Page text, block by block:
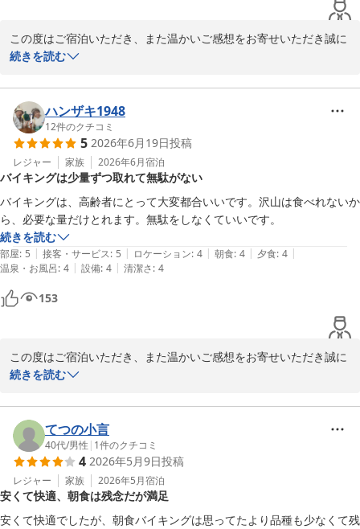
この度はご宿泊いただき、また温かいご感想をお寄せいただき誠に
ありがとうございます。
し上がりいただけたとのお言葉、大変うれしく拝読いたしました。
今後も快適にお過ごしいただけるホテルを目指して努めてまいりま
す。
またのお越しをスタッフ一同、心よりお待ちしております。
ホテルたいよう農園古三津
ホテルたいよう農園 松山古三津
2026-06-28
続きを読む
ハンザキ1948
12件のクチコミ
5 2026年6月19日投稿
レジャー 家族 2026年6月宿泊
バイキングは少量ずつ取れて無駄がない
バイキングは、高齢者にとって大変都合いいです。沢山は食べれないか
ら、必要な量だけとれます。無駄をしなくていいです。
続きを読む
部屋: 5 | 接客・サービス: 5 | ロケーション: 4 | 朝食: 4 | 夕食: 4 |
温泉・お風呂: 4 | 設備: 4 | 清潔さ: 4
153
この度はご宿泊いただき、また温かいご感想をお寄せいただき誠に
ありがとうございます。
方にも都合が良い」とのお言葉を頂戴し、大変うれしく拝読いたし
ました。
お客様にとって負担なくお食事を楽しんでいただけたことは、私た
ちにとって何よりの励みです。
今後も皆さまに快適にご利用いただけるよう、より良いサービスづ
くりに努めてまいります。
またのお越しをスタッフ一同、心よりお待ちしております。
続きを読む
てつの小言
40代/男性 | 1件のクチコミ
4 2026年5月9日投稿
レジャー 家族 2026年5月宿泊
安くて快適、朝食は残念だが満足
安くて快適でしたが、朝食バイキングは思ってたより品種も少なくて残